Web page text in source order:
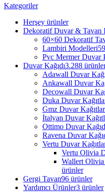
Kategoriler
Herşey ürünler
Dekoratif Duvar & Tavan
60×60 Dekoratif
Lambiri Modelleri
Pvc Mermer Duvar
Duvar Kağıdı3.288
Adawall Duvar
Ankawall Duvar
Decowall Duvar
Duka Duvar
Gmz Duvar
İtalyan Duvar
Ottimo Duvar
Ravena Duvar
Vertu Duvar
Vertu Olivia
Wallert Olivia
ürünler
Gergi Tavan96 ürünler
Yardımcı Ürünler3 ürünler